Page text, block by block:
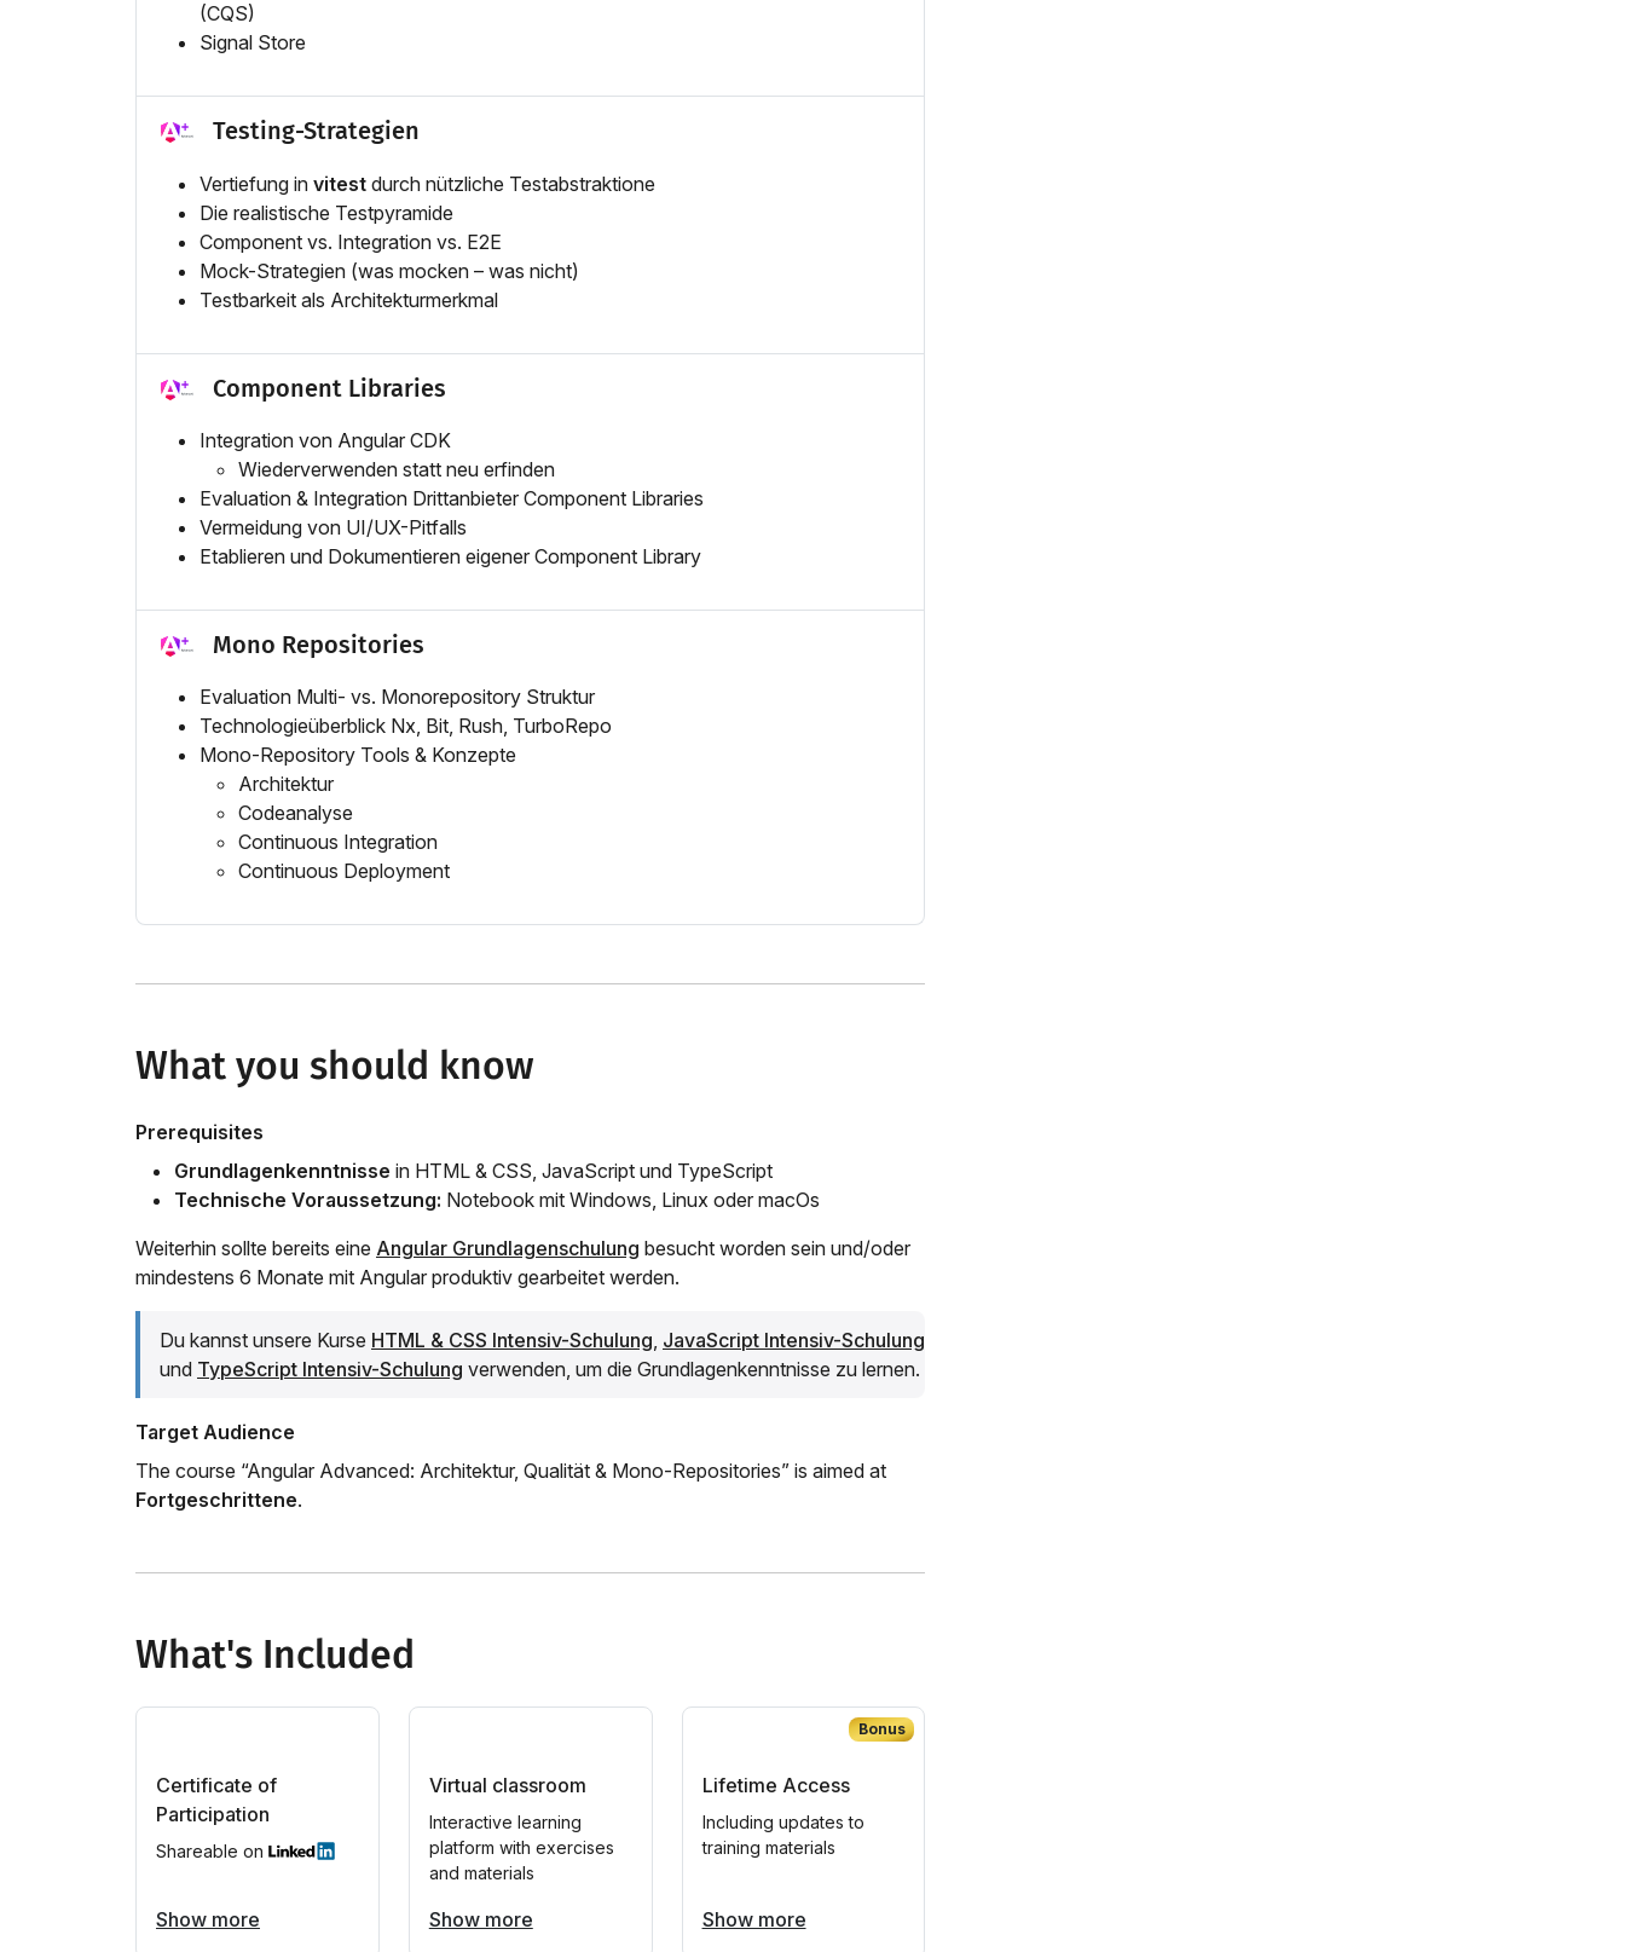
(CQS)
Signal Store
Testing-Strategien
Vertiefung in vitest durch nützliche Testabstraktione
Die realistische Testpyramide
Component vs. Integration vs. E2E
Mock-Strategien (was mocken – was nicht)
Testbarkeit als Architekturmerkmal
Component Libraries
Integration von Angular CDK
Wiederverwenden statt neu erfinden
Evaluation & Integration Drittanbieter Component Libraries
Vermeidung von UI/UX-Pitfalls
Etablieren und Dokumentieren eigener Component Library
Mono Repositories
Evaluation Multi- vs. Monorepository Struktur
Technologieüberblick Nx, Bit, Rush, TurboRepo
Mono-Repository Tools & Konzepte
Architektur
Codeanalyse
Continuous Integration
Continuous Deployment
What you should know
Prerequisites
Grundlagenkenntnisse in HTML & CSS, JavaScript und TypeScript
Technische Voraussetzung: Notebook mit Windows, Linux oder macOs
Weiterhin sollte bereits eine Angular Grundlagenschulung besucht worden sein und/oder
mindestens 6 Monate mit Angular produktiv gearbeitet werden.
Du kannst unsere Kurse HTML & CSS Intensiv-Schulung JavaScript Intensiv-Schulung
und TypeScript Intensiv-Schulung verwenden, um die Grundlagenkenntnisse zu lernen.
Target Audience
The course “Angular Advanced: Architektur, Qualität & Mono-Repositories” is aimed at
Fortgeschrittene.
What's Included
Certificate of
Participation
Shareable on
Show more
Virtual classroom
Interactive learning
platform with exercises
and materials
Show more
Bonus
Lifetime Access
Including updates to
training materials
Show more